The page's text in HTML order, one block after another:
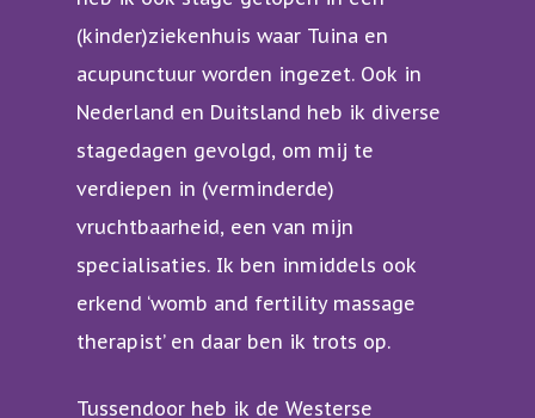
(kinder)ziekenhuis waar Tuina en
acupunctuur worden ingezet. Ook in
Nederland en Duitsland heb ik diverse
stagedagen gevolgd, om mij te
verdiepen in (verminderde)
vruchtbaarheid, een van mijn
specialisaties. Ik ben inmiddels ook
erkend ‘womb and fertility massage
therapist’ en daar ben ik trots op.
Tussendoor heb ik de Westerse